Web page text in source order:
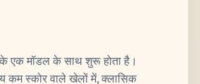
के एक मॉडल के साथ शुरू होता है।
कम स्कोर वाले खेलों में, क्लासिक